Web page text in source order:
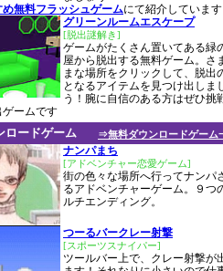
め無料フラッシュゲームにて紹介しています
グリーンルームエスケープ
[脱出謎解き]
ゲームがたくさん置いてある緑
屋から脱出する無料ゲーム。さ
まな場所をクリックして、脱出
となるアイテムを見つけ出しま
う！腕に自信のある方はぜひ挑
ームです
⇒無料ダウンロードゲーム
ロードゲーム
ナンパまち
[アドベンチャー恋愛ゲーム]
街の色々な場所へ行ってナンパ
るアドベンチャーゲーム。９つ
ルチエンディング。
つーるバークレー射撃
[スポーツスナイパー]
ツールバー上で、クレー射撃が